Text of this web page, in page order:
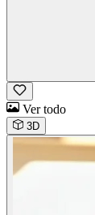
Ver todo
3D